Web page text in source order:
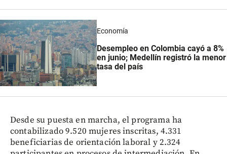
Economía
Desempleo en Colombia cayó a 8%
en junio; Medellín registró la menor
tasa del país
Desde su puesta en marcha, el programa ha
contabilizado 9.520 mujeres inscritas, 4.331
beneficiarias de orientación laboral y 2.324